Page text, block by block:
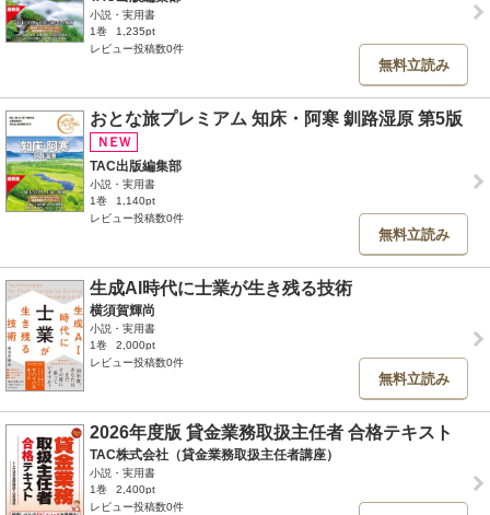
小説・実用書
1巻
1,235pt
レビュー投稿数0件
無料立読み
おとな旅プレミアム 知床・阿寒 釧路湿原 第5版
TAC出版編集部
小説・実用書
1巻
1,140pt
レビュー投稿数0件
無料立読み
生成AI時代に士業が生き残る技術
横須賀輝尚
小説・実用書
1巻
2,000pt
レビュー投稿数0件
無料立読み
2026年度版 貸金業務取扱主任者 合格テキスト
TAC株式会社（貸金業務取扱主任者講座）
小説・実用書
1巻
2,400pt
レビュー投稿数0件